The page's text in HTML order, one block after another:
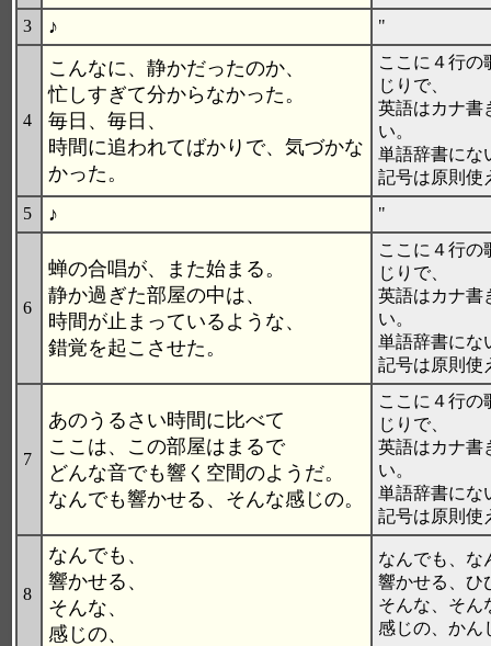
3
♪ "
4
こんなに、静かだったのか、
忙しすぎて分からなかった。
毎日、毎日、
時間に追われてばかりで、気づかな
かった。
ここに４行の
じりで、
英語はカナ書
い。
単語辞書にな
記号は原則使
5
♪ "
6
蝉の合唱が、また始まる。
静か過ぎた部屋の中は、
時間が止まっているような、
錯覚を起こさせた。
ここに４行の
じりで、
英語はカナ書
い。
単語辞書にな
記号は原則使
7
あのうるさい時間に比べて
ここは、この部屋はまるで
どんな音でも響く空間のようだ。
なんでも響かせる、そんな感じの。
ここに４行の
じりで、
英語はカナ書
い。
単語辞書にな
記号は原則使
8
なんでも、
響かせる、
そんな、
感じの、
なんでも、な
響かせる、ひ
そんな、そん
感じの、かん